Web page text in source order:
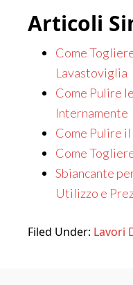
Articoli
Come
Lavastoviglia
Come Pulire
Internamente
Come Pulire
Come
Sbiancante
Utilizzo e
Filed Under: Lavori